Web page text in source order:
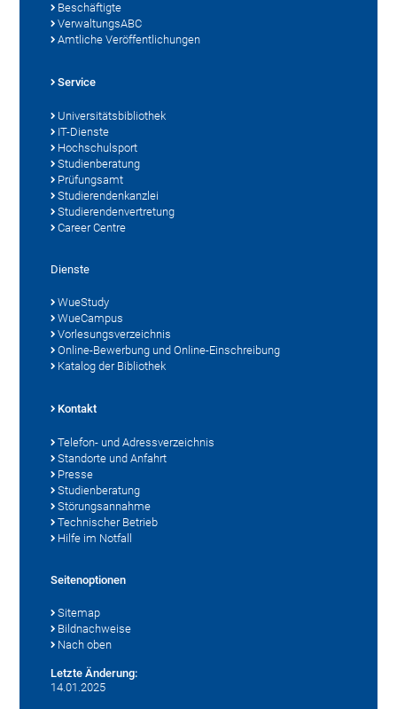
Beschäftigte
VerwaltungsABC
Amtliche Veröffentlichungen
Service
Universitätsbibliothek
IT-Dienste
Hochschulsport
Studienberatung
Prüfungsamt
Studierendenkanzlei
Studierendenvertretung
Career Centre
Dienste
WueStudy
WueCampus
Vorlesungsverzeichnis
Online-Bewerbung und Online-Einschreibung
Katalog der Bibliothek
Kontakt
Telefon- und Adressverzeichnis
Standorte und Anfahrt
Presse
Studienberatung
Störungsannahme
Technischer Betrieb
Hilfe im Notfall
Seitenoptionen
Sitemap
Bildnachweise
Nach oben
Letzte Änderung:
14.01.2025